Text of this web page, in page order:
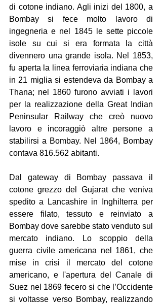
di cotone indiano. Agli inizi del 1800, a
Bombay si fece molto lavoro di
ingegneria e nel 1845 le sette piccole
isole su cui si era formata la città
divennero una grande isola. Nel 1853,
fu aperta la linea ferroviaria indiana che
in 21 miglia si estendeva da Bombay a
Thana; nel 1860 furono avviati i lavori
per la realizzazione della Great Indian
Peninsular Railway che creò nuovo
lavoro e incoraggiò altre persone a
stabilirsi a Bombay. Nel 1864, Bombay
contava 816.562 abitanti.
Dal gateway di Bombay passava il
cotone grezzo del Gujarat che veniva
spedito a Lancashire in Inghilterra per
essere filato, tessuto e reinviato a
Bombay dove sarebbe stato venduto sul
mercato indiano. Lo scoppio della
guerra civile americana nel 1861, che
mise in crisi il mercato del cotone
americano, e l'apertura del Canale di
Suez nel 1869 fecero si che l’Occidente
si voltasse verso Bombay, realizzando